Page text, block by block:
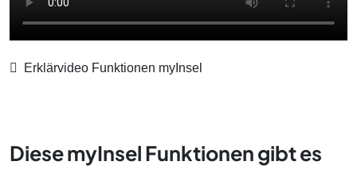
Erklärvideo Funktionen myInsel
Diese myInsel Funktionen gibt es